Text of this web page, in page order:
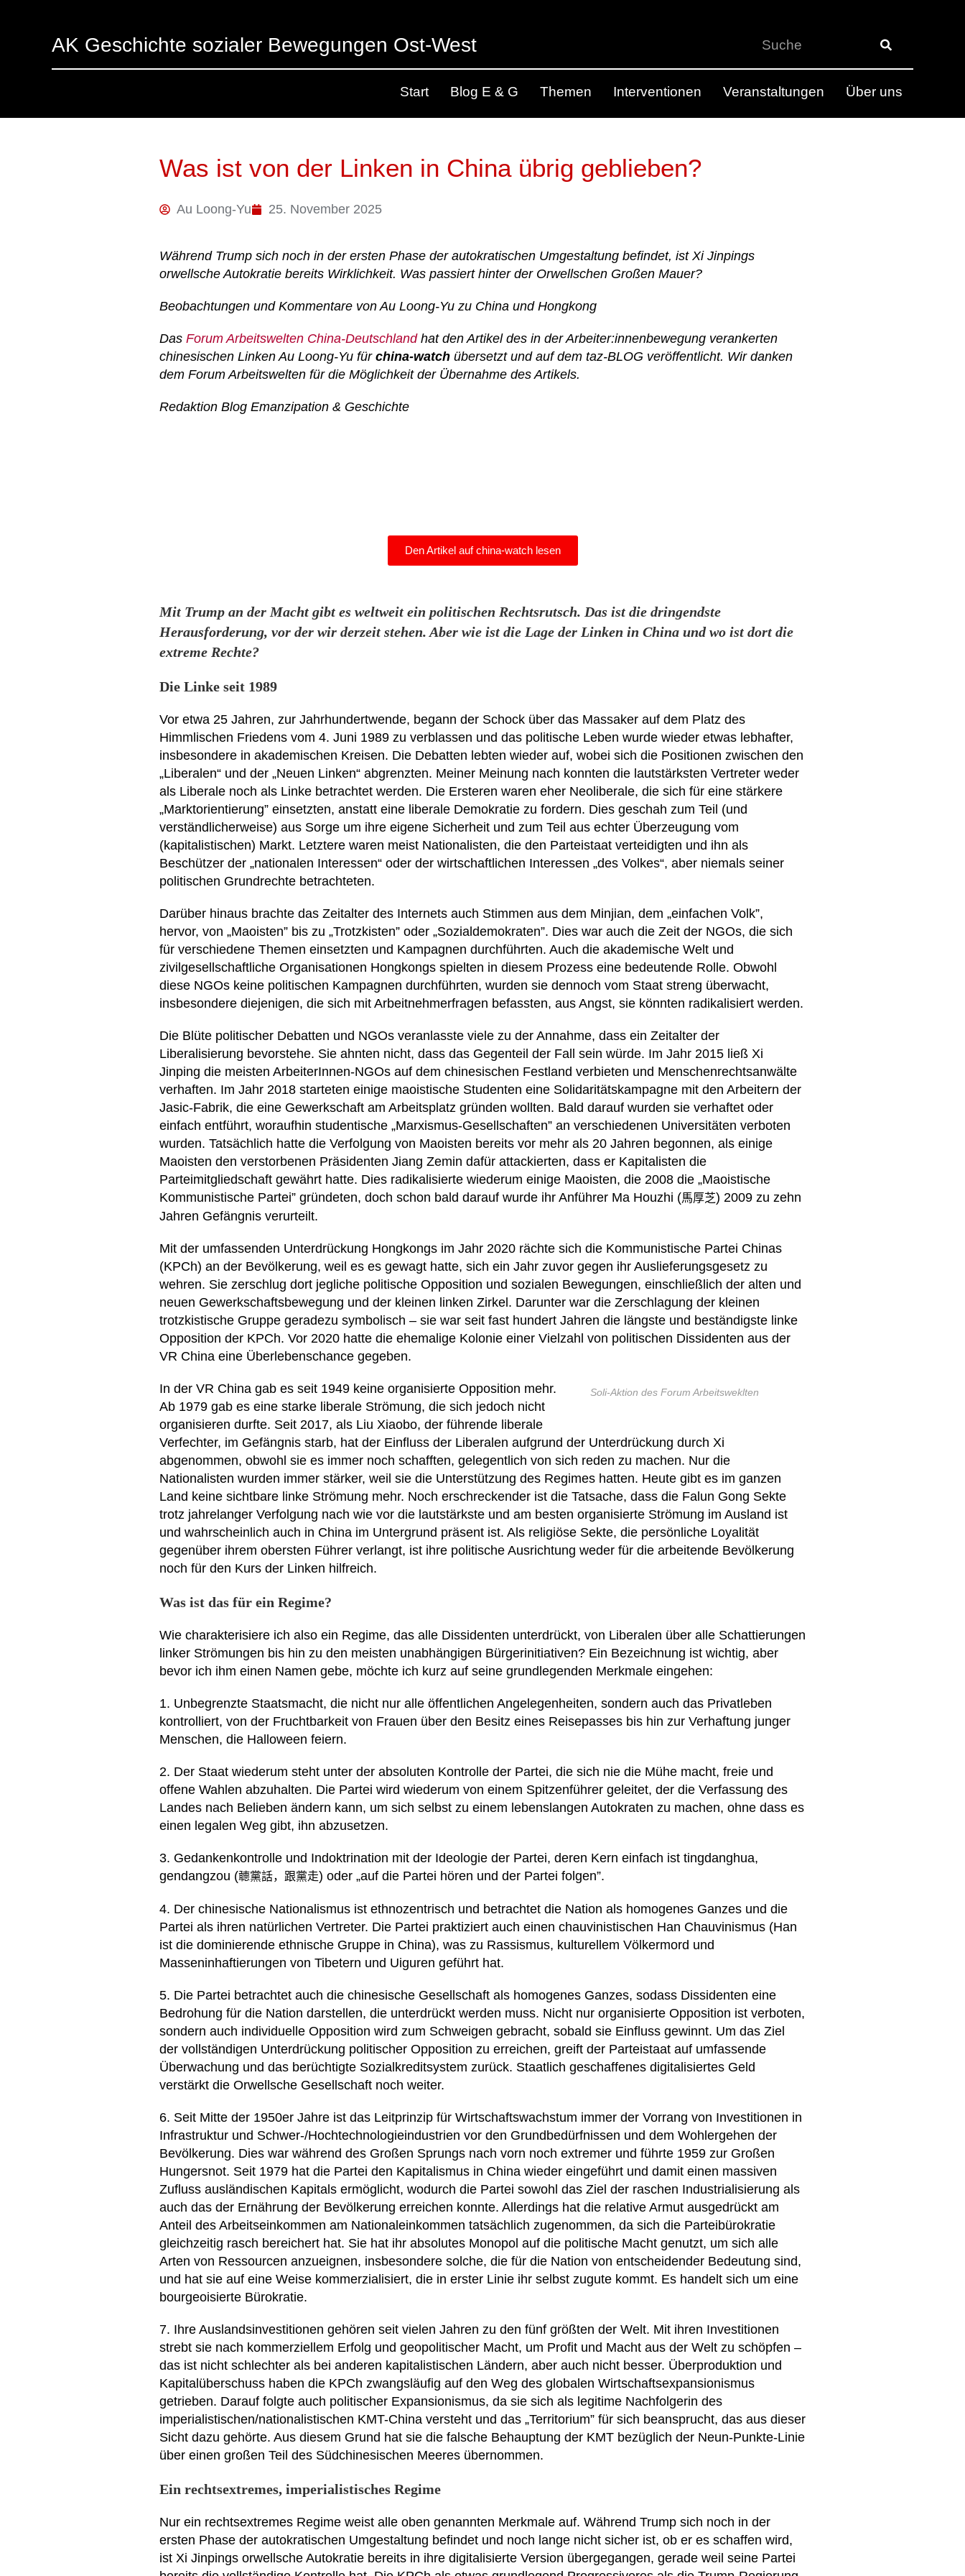
AK Geschichte sozialer Bewegungen Ost-West
Start Blog E & G Themen Interventionen Veranstaltungen Über uns
Was ist von der Linken in China übrig geblieben?
Au Loong-Yu 25. November 2025
Während Trump sich noch in der ersten Phase der autokratischen Umgestaltung befindet, ist Xi Jinpings
orwellsche Autokratie bereits Wirklichkeit. Was passiert hinter der Orwellschen Großen Mauer?
Beobachtungen und Kommentare von Au Loong-Yu zu China und Hongkong
Das Forum Arbeitswelten China-Deutschlandhat den Artikel des in der Arbeiter:innenbewegung verankerten
chinesischen LinkenAu Loong-Yu für china-watch übersetzt und auf dem taz-BLOG veröffentlicht. Wir danken
dem Forum Arbeitswelten für die Möglichkeit der Übernahme des Artikels.
Redaktion Blog Emanzipation & Geschichte
Den Artikel auf china-watch lesen
Mit Trump an der Macht gibt es weltweit ein politischen Rechtsrutsch. Das ist die dringendste
Herausforderung, vor der wir derzeit stehen. Aber wie ist die Lage der Linken in China und wo ist dort die
extreme Rechte?
Die Linke seit 1989
Vor etwa 25 Jahren, zur Jahrhundertwende, begann der Schock über das Massaker auf dem Platz des
Himmlischen Friedens vom 4. Juni 1989 zu verblassen und das politische Leben wurde wieder etwas lebhafter,
insbesondere in akademischen Kreisen. Die Debatten lebten wieder auf, wobei sich die Positionen zwischen den
„Liberalen“ und der „Neuen Linken“ abgrenzten. Meiner Meinung nach konnten die lautstärksten Vertreter weder
als Liberale noch als Linke betrachtet werden. Die Ersteren waren eher Neoliberale, die sich für eine stärkere
„Marktorientierung” einsetzten, anstatt eine liberale Demokratie zu fordern. Dies geschah zum Teil (und
verständlicherweise) aus Sorge um ihre eigene Sicherheit und zum Teil aus echter Überzeugung vom
(kapitalistischen) Markt. Letztere waren meist Nationalisten, die den Parteistaat verteidigten und ihn als
Beschützer der „nationalen Interessen“ oder der wirtschaftlichen Interessen „des Volkes“, aber niemals seiner
politischen Grundrechte betrachteten.
Darüber hinaus brachte das Zeitalter des Internets auch Stimmen aus dem Minjian, dem „einfachen Volk”,
hervor, von „Maoisten” bis zu „Trotzkisten” oder „Sozialdemokraten”. Dies war auch die Zeit der NGOs, die sich
für verschiedene Themen einsetzten und Kampagnen durchführten. Auch die akademische Welt und
zivilgesellschaftliche Organisationen Hongkongs spielten in diesem Prozess eine bedeutende Rolle. Obwohl
diese NGOs keine politischen Kampagnen durchführten, wurden sie dennoch vom Staat streng überwacht,
insbesondere diejenigen, die sich mit Arbeitnehmerfragen befassten, aus Angst, sie könnten radikalisiert werden.
Die Blüte politischer Debatten und NGOs veranlasste viele zu der Annahme, dass ein Zeitalter der
Liberalisierung bevorstehe. Sie ahnten nicht, dass das Gegenteil der Fall sein würde. Im Jahr 2015 ließ Xi
Jinping die meisten ArbeiterInnen-NGOs auf dem chinesischen Festland verbieten und Menschenrechtsanwälte
verhaften. Im Jahr 2018 starteten einige maoistische Studenten eine Solidaritätskampagne mit den Arbeitern der
Jasic-Fabrik, die eine Gewerkschaft am Arbeitsplatz gründen wollten. Bald darauf wurden sie verhaftet oder
einfach entführt, woraufhin studentische „Marxismus-Gesellschaften” an verschiedenen Universitäten verboten
wurden. Tatsächlich hatte die Verfolgung von Maoisten bereits vor mehr als 20 Jahren begonnen, als einige
Maoisten den verstorbenen Präsidenten Jiang Zemin dafür attackierten, dass er Kapitalisten die
Parteimitgliedschaft gewährt hatte. Dies radikalisierte wiederum einige Maoisten, die 2008 die „Maoistische
Kommunistische Partei” gründeten, doch schon bald darauf wurde ihr Anführer Ma Houzhi (馬厚芝) 2009 zu zehn
Jahren Gefängnis verurteilt.
Mit der umfassenden Unterdrückung Hongkongs im Jahr 2020 rächte sich die Kommunistische Partei Chinas
(KPCh) an der Bevölkerung, weil es es gewagt hatte, sich ein Jahr zuvor gegen ihr Auslieferungsgesetz zu
wehren. Sie zerschlug dort jegliche politische Opposition und sozialen Bewegungen, einschließlich der alten und
neuen Gewerkschaftsbewegung und der kleinen linken Zirkel. Darunter war die Zerschlagung der kleinen
trotzkistische Gruppe geradezu symbolisch – sie war seit fast hundert Jahren die längste und beständigste linke
Opposition der KPCh. Vor 2020 hatte die ehemalige Kolonie einer Vielzahl von politischen Dissidenten aus der
VR China eine Überlebenschance gegeben.
Soli-Aktion des Forum Arbeitsweklten
In der VR China gab es seit 1949 keine organisierte Opposition mehr.
Ab 1979 gab es eine starke liberale Strömung, die sich jedoch nicht
organisieren durfte. Seit 2017, als Liu Xiaobo, der führende liberale
Verfechter, im Gefängnis starb, hat der Einfluss der Liberalen aufgrund der Unterdrückung durch Xi
abgenommen, obwohl sie es immer noch schafften, gelegentlich von sich reden zu machen. Nur die
Nationalisten wurden immer stärker, weil sie die Unterstützung des Regimes hatten. Heute gibt es im ganzen
Land keine sichtbare linke Strömung mehr. Noch erschreckender ist die Tatsache, dass die Falun Gong Sekte
trotz jahrelanger Verfolgung nach wie vor die lautstärkste und am besten organisierte Strömung im Ausland ist
und wahrscheinlich auch in China im Untergrund präsent ist. Als religiöse Sekte, die persönliche Loyalität
gegenüber ihrem obersten Führer verlangt, ist ihre politische Ausrichtung weder für die arbeitende Bevölkerung
noch für den Kurs der Linken hilfreich.
Was ist das für ein Regime?
Wie charakterisiere ich also ein Regime, das alle Dissidenten unterdrückt, von Liberalen über alle Schattierungen
linker Strömungen bis hin zu den meisten unabhängigen Bürgerinitiativen? Ein Bezeichnung ist wichtig, aber
bevor ich ihm einen Namen gebe, möchte ich kurz auf seine grundlegenden Merkmale eingehen:
1. Unbegrenzte Staatsmacht, die nicht nur alle öffentlichen Angelegenheiten, sondern auch das Privatleben
kontrolliert, von der Fruchtbarkeit von Frauen über den Besitz eines Reisepasses bis hin zur Verhaftung junger
Menschen, die Halloween feiern.
2. Der Staat wiederum steht unter der absoluten Kontrolle der Partei, die sich nie die Mühe macht, freie und
offene Wahlen abzuhalten. Die Partei wird wiederum von einem Spitzenführer geleitet, der die Verfassung des
Landes nach Belieben ändern kann, um sich selbst zu einem lebenslangen Autokraten zu machen, ohne dass es
einen legalen Weg gibt, ihn abzusetzen.
3. Gedankenkontrolle und Indoktrination mit der Ideologie der Partei, deren Kern einfach ist tingdanghua,
gendangzou (聼黨話，跟黨走) oder „auf die Partei hören und der Partei folgen”.
4. Der chinesische Nationalismus ist ethnozentrisch und betrachtet die Nation als homogenes Ganzes und die
Partei als ihren natürlichen Vertreter. Die Partei praktiziert auch einen chauvinistischen Han Chauvinismus (Han
ist die dominierende ethnische Gruppe in China), was zu Rassismus, kulturellem Völkermord und
Masseninhaftierungen von Tibetern und Uiguren geführt hat.
5. Die Partei betrachtet auch die chinesische Gesellschaft als homogenes Ganzes, sodass Dissidenten eine
Bedrohung für die Nation darstellen, die unterdrückt werden muss. Nicht nur organisierte Opposition ist verboten,
sondern auch individuelle Opposition wird zum Schweigen gebracht, sobald sie Einfluss gewinnt. Um das Ziel
der vollständigen Unterdrückung politischer Opposition zu erreichen, greift der Parteistaat auf umfassende
Überwachung und das berüchtigte Sozialkreditsystem zurück. Staatlich geschaffenes digitalisiertes Geld
verstärkt die Orwellsche Gesellschaft noch weiter.
6. Seit Mitte der 1950er Jahre ist das Leitprinzip für Wirtschaftswachstum immer der Vorrang von Investitionen in
Infrastruktur und Schwer-/Hochtechnologieindustrien vor den Grundbedürfnissen und dem Wohlergehen der
Bevölkerung. Dies war während des Großen Sprungs nach vorn noch extremer und führte 1959 zur Großen
Hungersnot. Seit 1979 hat die Partei den Kapitalismus in China wieder eingeführt und damit einen massiven
Zufluss ausländischen Kapitals ermöglicht, wodurch die Partei sowohl das Ziel der raschen Industrialisierung als
auch das der Ernährung der Bevölkerung erreichen konnte. Allerdings hat die relative Armut ausgedrückt am
Anteil des Arbeitseinkommen am Nationaleinkommen tatsächlich zugenommen, da sich die Parteibürokratie
gleichzeitig rasch bereichert hat. Sie hat ihr absolutes Monopol auf die politische Macht genutzt, um sich alle
Arten von Ressourcen anzueignen, insbesondere solche, die für die Nation von entscheidender Bedeutung sind,
und hat sie auf eine Weise kommerzialisiert, die in erster Linie ihr selbst zugute kommt. Es handelt sich um eine
bourgeoisierte Bürokratie.
7. Ihre Auslandsinvestitionen gehören seit vielen Jahren zu den fünf größten der Welt. Mit ihren Investitionen
strebt sie nach kommerziellem Erfolg und geopolitischer Macht, um Profit und Macht aus der Welt zu schöpfen –
das ist nicht schlechter als bei anderen kapitalistischen Ländern, aber auch nicht besser. Überproduktion und
Kapitalüberschuss haben die KPCh zwangsläufig auf den Weg des globalen Wirtschaftsexpansionismus
getrieben. Darauf folgte auch politischer Expansionismus, da sie sich als legitime Nachfolgerin des
imperialistischen/nationalistischen KMT-China versteht und das „Territorium” für sich beansprucht, das aus dieser
Sicht dazu gehörte. Aus diesem Grund hat sie die falsche Behauptung der KMT bezüglich der Neun-Punkte-Linie
über einen großen Teil des Südchinesischen Meeres übernommen.
Ein rechtsextremes, imperialistisches Regime
Nur ein rechtsextremes Regime weist alle oben genannten Merkmale auf. Während Trump sich noch in der
ersten Phase der autokratischen Umgestaltung befindet und noch lange nicht sicher ist, ob er es schaffen wird,
ist Xi Jinpings orwellsche Autokratie bereits in ihre digitalisierte Version übergegangen, gerade weil seine Partei